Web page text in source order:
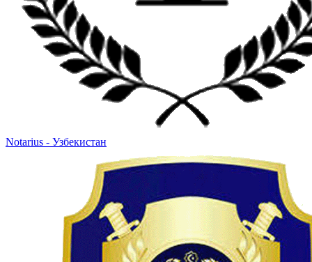
Notarius - Узбекистан